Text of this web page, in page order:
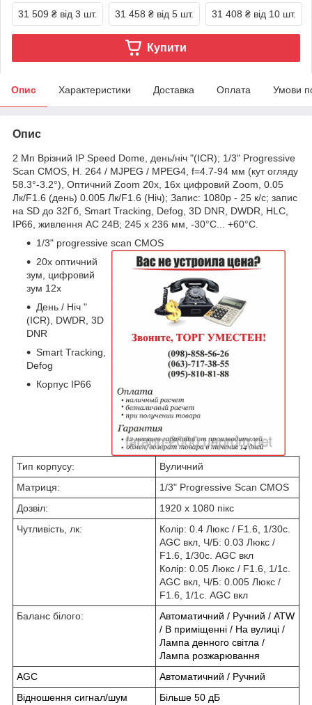
31 509 ₴ від 3 шт. 31 458 ₴ від 5 шт. 31 408 ₴ від 10 шт.
Купити
Опис Характеристики Доставка Оплата Умови
Опис
2 Мп Врізний IP Speed Dome, день/ніч "(ICR); 1/3" Progressive
Scan CMOS, H. 264 / MJPEG / MPEG4, f=4.7-94 мм (кут огляду
58.3°-3.2°), Оптичний Zoom 20x, 16х цифровий Zoom, 0.05
Лк/F1.6 (день) 0.005 Лк/F1.6 (Ніч); Запис: 1080р - 25 к/с; запис
на SD до 32Гб, Smart Tracking, Defog, 3D DNR, DWDR, HLC,
IP66, живлення AC 24В; 245 х 236 мм, -30°С... +60°С.
1/3" progressive scan CMOS
20x оптичний
зум, цифровий
зум 12х
День / Ніч "
(ICR), DWDR, 3D
DNR
Smart Tracking,
Defog
Корпус IP66
Тип корпусу:
Вуличний
Матриця:
1/3" Progressive Scan CMOS
Дозвіл:
1920 х 1080 пікс
Чутливість, лк:
Колір: 0.4 Люкс / F1.6, 1/30с.
AGC вкл, Ч/Б: 0.03 Люкс /
F1.6, 1/30с. AGC вкл
Колір: 0.05 Люкс / F1.6, 1/1с.
AGC вкл, Ч/Б: 0.005 Люкс /
F1.6, 1/1с. AGC вкл
Баланс білого:
Автоматичний / Ручний / ATW
/ В приміщенні / На вулиці /
Лампа денного світла /
Лампа розжарювання
AGC
Автоматичний / Ручний
Відношення сигнал/шум
Більше 50 дБ